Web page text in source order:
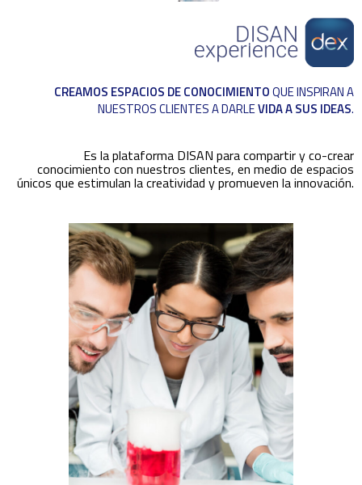
CREAMOS ESPACIOS DE CONOCIMIENTOQUE INSPIRAN A
NUESTROS CLIENTES A DARLEVIDA A SUS IDEAS.
Es la plataforma DISAN para compartir y co-crear
conocimiento con nuestros clientes, en medio de espacios
únicos que estimulan la creatividad y promueven la innovación.